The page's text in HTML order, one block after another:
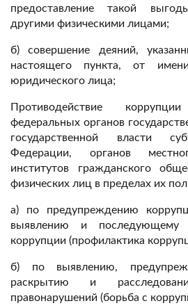
предоставление такой
другими физическими лицами;
б) совершение деяний,
настоящего пункта, от
юридического лица;
Противодействие
федеральных органов
государственной власти
Федерации, органов
институтов гражданского
физических лиц в пределах их
а) по предупреждению
выявлению и последующему
коррупции (профилактика
б) по выявлению,
раскрытию и
правонарушений (борьба с